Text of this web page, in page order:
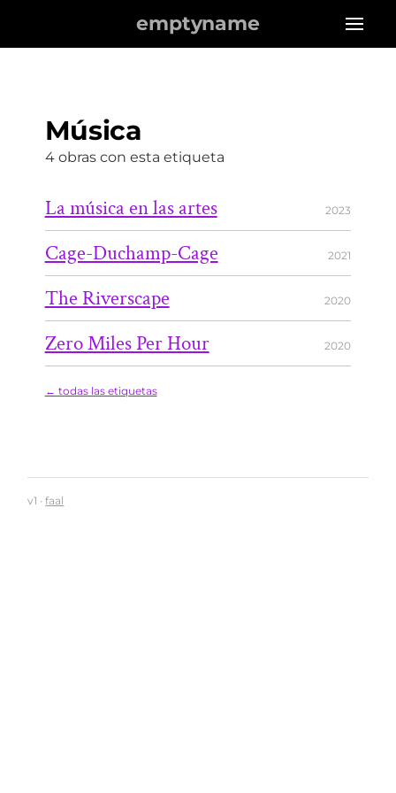
emptyname
Música
4 obras con esta etiqueta
La música en las artes 2023
Cage-Duchamp-Cage 2021
The Riverscape 2020
Zero Miles Per Hour 2020
← todas las etiquetas
v1 ·faal